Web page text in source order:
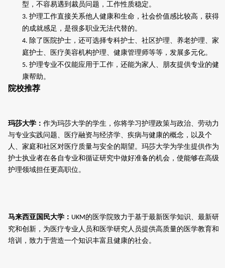
型， 不容易遇到裁员问题，工作性质稳定。
3. 护理工作直接关系他人健康和生命， 社会价值感比较高，获得
的成就感足 ，是很多职业无法代替的。
4. 除了医院护士，还可选择专科护士、 社区护理、养老护理、家
庭护士、 医疗美容机构护理、健康管理师等等，发展多元化。
5. 护理专业不仅能应用于工作，还能为家人、朋友提供专业的健
康帮助。
院校推荐
玛莎大学： 作为玛莎大学的学生，你将学习护理政策与政治、劳动力
与专业实践问题、医疗融资与经济学、疾病与健康的概念，以及个
人、家庭和社区对医疗质量与安全的期望。玛莎大学为学生提供作为
护士执业者在各自专业和循证研究中做好准备的机会，使能够在高级
护理领域担任更高职位。
马来西亚国民大学 ： UKM的医学院致力于基于最新医学知识、最新研
究和创新，为医疗专业人员和医学研究人员提供高质量的医学教育和
培训，致力于营造一个知识丰富且健康的社会。